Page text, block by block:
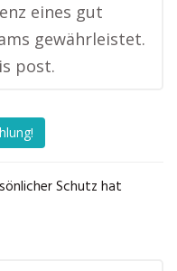
eines gut
gewährleistet.
post.
Schutz hat